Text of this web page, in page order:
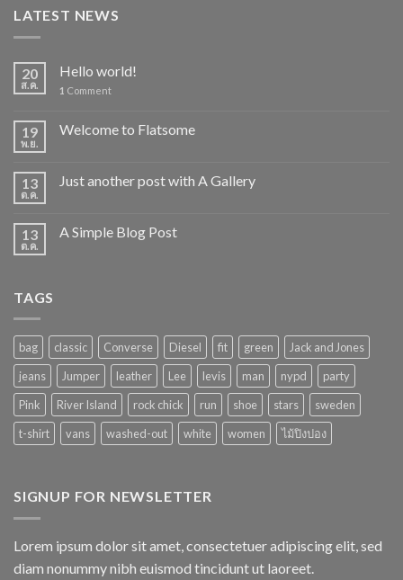
LATEST NEWS
20
ส.ค.
Hello world!
1 Comment
19
พ.ย.
Welcome to Flatsome
13
ต.ค.
Just another post with A Gallery
13
ต.ค.
A Simple Blog Post
TAGS
bag classic Converse Diesel fit green
Jack and Jones
jeans
Jumper leather Lee levis man nypd
party
Pink
River Island rock chick run shoe stars
sweden
t-shirt
vans washed-out white women ไม้ปิงปอง
SIGNUP FOR NEWSLETTER
Lorem ipsum dolor sit amet, consectetuer adipiscing elit, sed
diam nonummy nibh euismod tincidunt ut laoreet.